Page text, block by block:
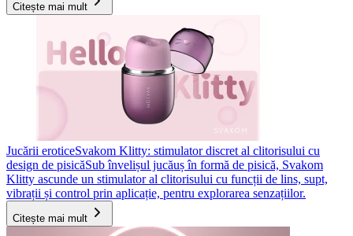
Citește mai mult
Jucării eroticeSvakom Klitty: stimulator discret al clitorisului cu
design de pisicăSub învelișul jucăuș în formă de pisică, Svakom
Klitty ascunde un stimulator al clitorisului cu funcții de lins, supt,
vibrații și control prin aplicație, pentru explorarea senzațiilor.
Citește mai mult